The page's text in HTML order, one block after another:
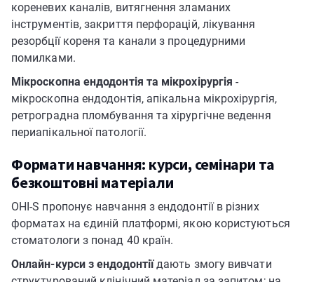
кореневих каналів, витягнення зламаних
інструментів, закриття перфорацій, лікування
резорбції кореня та канали з процедурними
помилками.
Мікроскопна ендодонтія та мікрохірургія -
мікроскопна ендодонтія, апікальна мікрохірургія,
ретроградна пломбування та хірургічне ведення
периапікальної патології.
Формати навчання: курси, семінари та
безкоштовні матеріали
OHI-S пропонує навчання з ендодонтії в різних
форматах на єдиній платформі, якою користуються
стоматологи з понад 40 країн.
Онлайн-курси з ендодонтіїдають змогу вивчати